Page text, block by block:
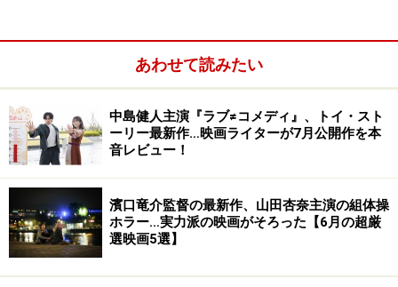
ミー賞となると小物感が気になる……。「好き！」で選べ
ば『アメリカン・ハッスル』『キャプテン・フィリップ
ス』『ウルフ・オブ・ウォールストリート』もありなん
ですけど、今回は大胆なチャレンジをした『ゼロ・グラ
ビティ』にあげたいです。
独断と偏見予想：作品賞★『ゼロ・グラビティ』
あわせて読みたい
中島健人主演『ラブ≠コメディ』、トイ・スト
ーリー最新作…映画ライターが7月公開作を本
音レビュー！
濱口竜介監督の最新作、山田杏奈主演の組体操
ホラー…実力派の映画がそろった【6月の超厳
選映画5選】